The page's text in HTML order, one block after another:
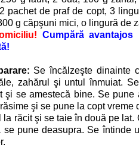
pachet de praf de copt, 3
g căpşuni mici, o lingură de
Cumpără avantajos
Se încălzeşte dinainte
zahărul şi untul înmuiat.
şi se amestecă bine. Se pune
şi se pune la copt vreme
la răcit şi se taie în două pe lat.
se pune deasupra. Se întinde